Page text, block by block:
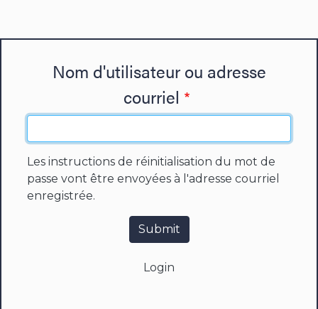
Nom d'utilisateur ou adresse
courriel
Les instructions de réinitialisation du mot de
passe vont être envoyées à l'adresse courriel
enregistrée.
Submit
Login